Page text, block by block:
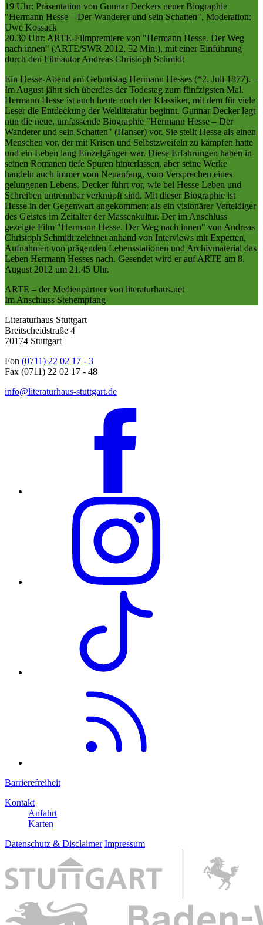
19 Uhr: Präsentation von Gunnar Deckers neuer Biographie
"Hermann Hesse – Der Wanderer und sein Schatten", Moderation:
Uwe Kossack
20.30 Uhr: ARTE-Filmpremiere von "Hermann Hesse. Der Weg
nach innen" (ARTE/SWR 2012, 52 Min.), mit einer Einführung
durch den Filmautor Andreas Christoph Schmidt
Ein Hesse-Abend am Geburtstag Hermann Hesses (*2. Juli 1877). –
Im August jährt sich überdies der Todestag zum fünfzigsten Mal.
Hermann Hesse ist auch heute noch der Klassiker, mit dem für viele
Leser die Entdeckung der Weltliteratur beginnt. Gunnar Decker legt
nun die neue, umfassende Biographie "Hermann Hesse – Der
Wanderer und sein Schatten" (Hanser) vor. Sie stellt Hesse als einen
Menschen vor, der mit Krisen und Selbstzweifeln zu kämpfen hatte
und ein Leben lang Einzelgänger war. Diese Erfahrungen haben in
seinen Romanen tiefe Spuren hinterlassen, aber seine Werke
handeln auch immer vom Neuanfang, vom Versprechen eines
gelungenen Lebens. Decker führt vor, wie bei Hesse Leben und
Schreiben untrennbar verknüpft sind. Mit dieser Biographie ist
Hesse in der Gegenwart angekommen: als ein visionärer Verteidiger
des Geistes im Zeitalter der Massenkultur. Der im Anschluss
gezeigte Film "Hermann Hesse. Der Weg nach innen" von Andreas
Christoph Schmidt zeichnet anhand von Interviews mit Experten,
Aufnahmen von prägenden Lebensstationen und Archivmaterial das
Leben Hermann Hesses nach. Gesendet wird er auf ARTE am 8.
August 2012 um 21.45 Uhr.
ARTE – der Medienpartner von literaturhaus.net
Im Anschluss Stehempfang
Literaturhaus Stuttgart
Breitscheidstraße 4
70174 Stuttgart
Fon (0711) 22 02 17 - 3
Fax (0711) 22 02 17 - 48
info@literaturhaus-stuttgart.de
Barrierefreiheit
Kontakt
Anfahrt
Karten
Datenschutz & Disclaimer Impressum